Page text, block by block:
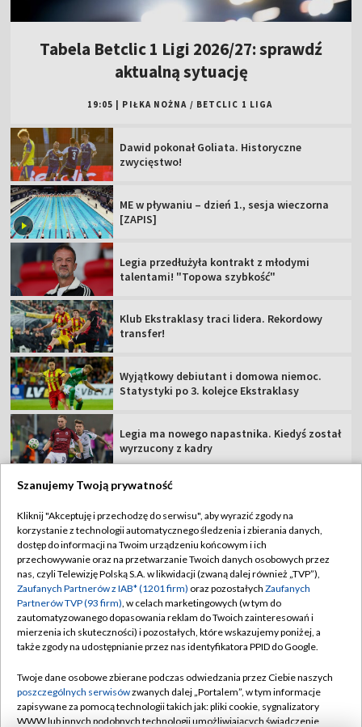
Tabela Betclic 1 Ligi 2026/27: sprawdź
aktualną sytuację
19:05 PIŁKA NOŻNA / BETCLIC 1 LIGA
Dawid pokonał Goliata. Historyczne
zwycięstwo!
ME w pływaniu – dzień 1., sesja wieczorna
[ZAPIS]
Legia przedłużyła kontrakt z młodymi
talentami! "Topowa szybkość"
Klub Ekstraklasy traci lidera. Rekordowy
transfer!
Wyjątkowy debiutant i domowa niemoc.
Statystyki po 3. kolejce Ekstraklasy
Legia ma nowego napastnika. Kiedyś został
wyrzucony z kadry
TVP
Abonament TVP
Sklep TVP
Biuro Reklamy
Oferta Handlowa
Emisja w TVP
Rada Programowa
Regulamin TVP
Polityka prywatności
Moje zgody
Biuro reklamy
Kanały
Szanujemy Twoją prywatność
Kliknij "Akceptuję i przechodzę do serwisu", aby wyrazić zgody na
korzystanie z technologii automatycznego śledzenia i zbierania danych,
dostęp do informacji na Twoim urządzeniu końcowym i ich
przechowywanie oraz na przetwarzanie Twoich danych osobowych przez
nas, czyli Telewizję Polską S.A. w likwidacji (zwaną dalej również „TVP”),
Zaufanych Partnerów z IAB* (1201 firm) oraz pozostałych Zaufanych
Partnerów TVP (93 firm), w celach marketingowych (w tym do
zautomatyzowanego dopasowania reklam do Twoich zainteresowań i
mierzenia ich skuteczności) i pozostałych, które wskazujemy poniżej, a
także zgody na udostępnianie przez nas identyfikatora PPID do Google.
Twoje dane osobowe zbierane podczas odwiedzania przez Ciebie naszych
poszczególnych serwisówzwanych dalej „Portalem”, w tym informacje
zapisywane za pomocą technologii takich jak: pliki cookie, sygnalizatory
WWW lub innych podobnych technologii umożliwiających świadczenie